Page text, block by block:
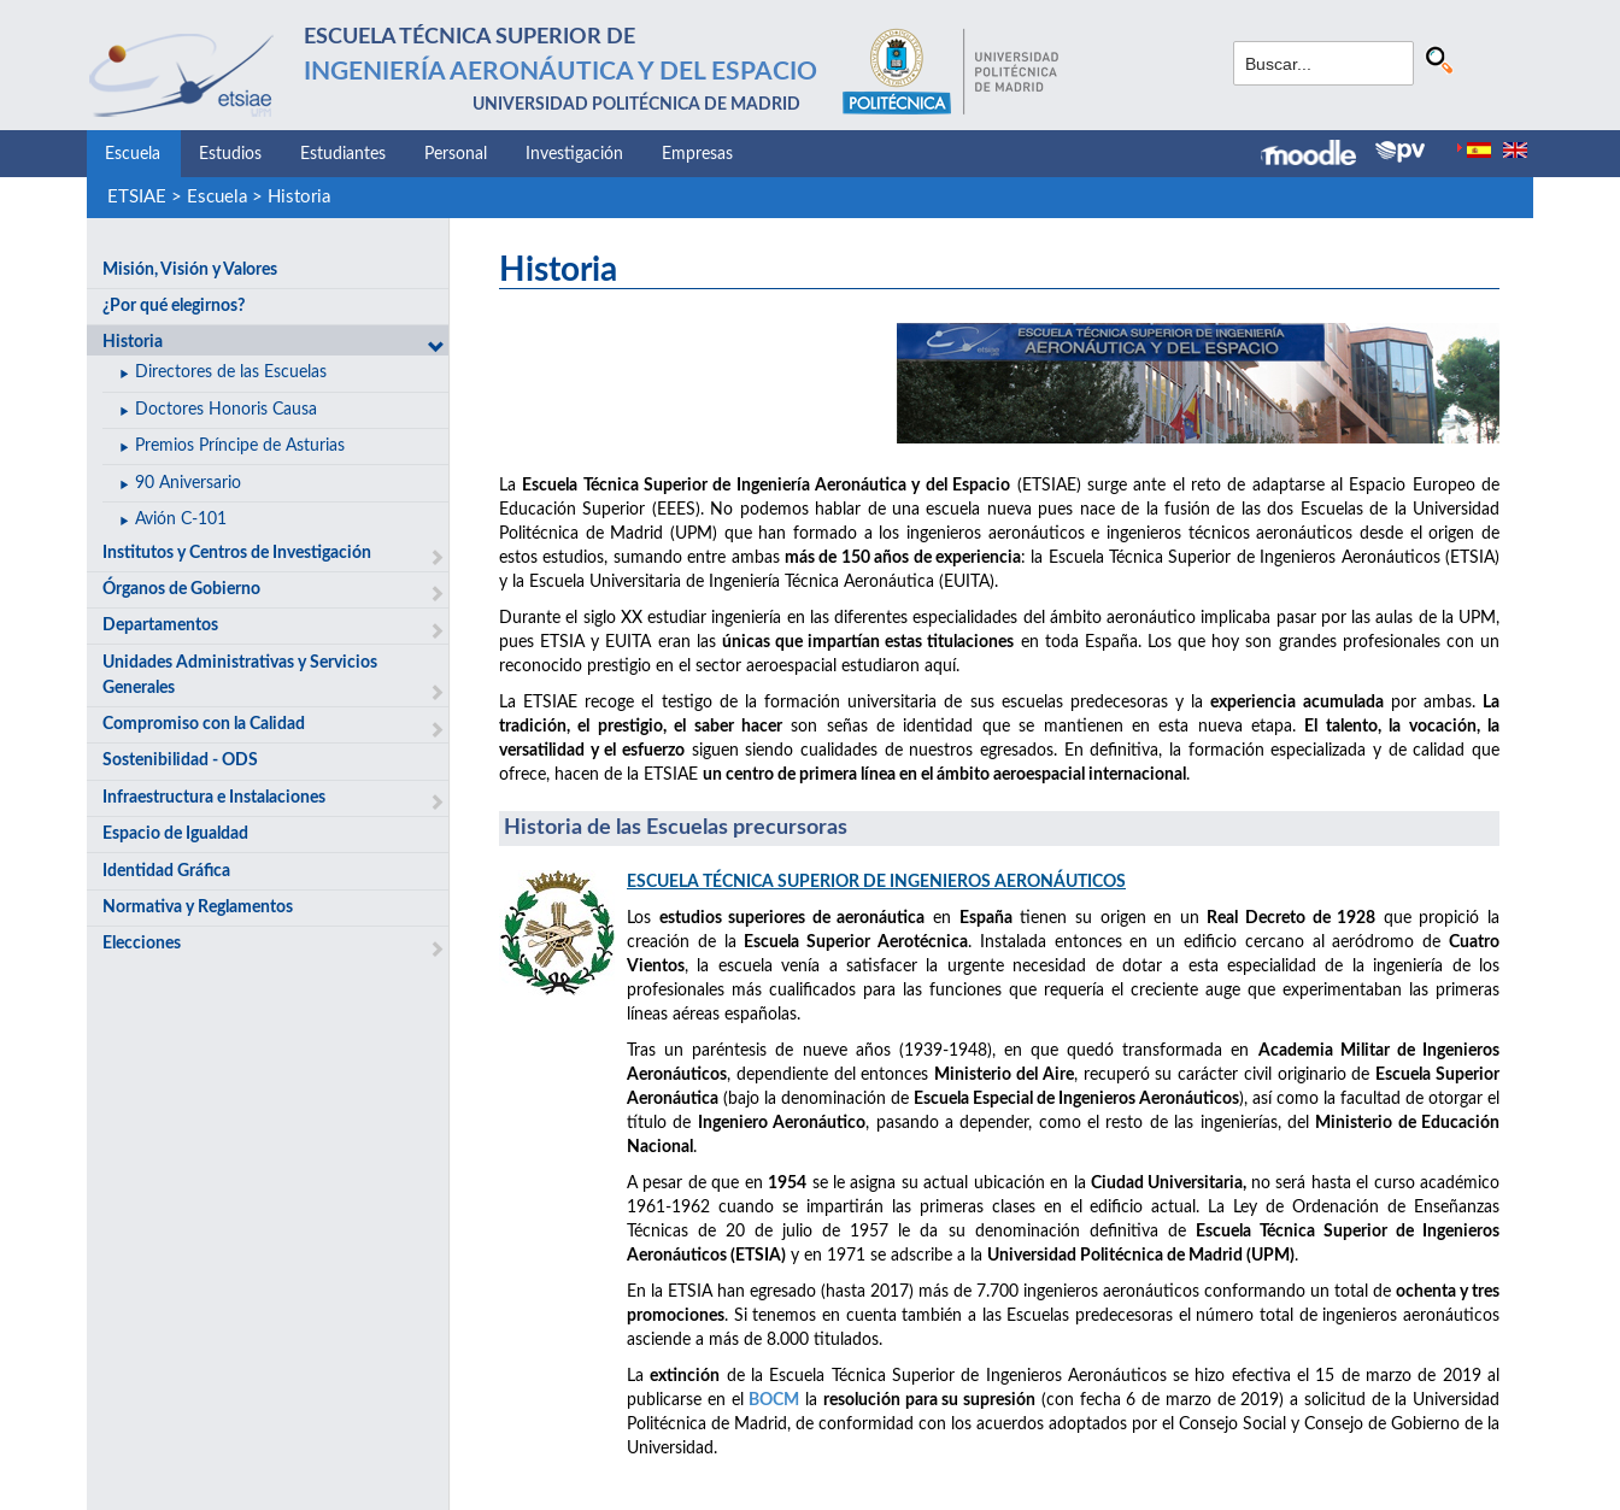
ESCUELA TÉCNICA SUPERIOR DE
INGENIERÍA AERONÁUTICA Y DEL ESPACIO
UNIVERSIDAD POLITÉCNICA DE MADRID
Escuela Estudios Estudiantes Personal Investigación Empresas
ETSIAE > Escuela> Historia
Misión, Visión y Valores
¿Por qué elegirnos?
Historia
Directores de las Escuelas
Doctores Honoris Causa
Premios Príncipe de Asturias
90 Aniversario
Avión C-101
Institutos y Centros de Investigación
Órganos de Gobierno
Departamentos
Unidades Administrativas y Servicios
Generales
Compromiso con la Calidad
Sostenibilidad - ODS
Infraestructura e Instalaciones
Espacio de Igualdad
Identidad Gráfica
Normativa y Reglamentos
Elecciones
Historia
La Escuela Técnica Superior de Ingeniería Aeronáutica y del Espacio (ETSIAE) surge ante el reto de adaptarse al Espacio Europeo de
Educación Superior (EEES). No podemos hablar de una escuela nueva pues nace de la fusión de las dos Escuelas de la Universidad
Politécnica de Madrid (UPM) que han formado a los ingenieros aeronáuticos e ingenieros técnicos aeronáuticos desde el origen de
estos estudios, sumando entre ambas más de 150 años de experiencia: la Escuela Técnica Superior de Ingenieros Aeronáuticos (ETSIA)
y la Escuela Universitaria de Ingeniería Técnica Aeronáutica (EUITA).
Durante el siglo XX estudiar ingeniería en las diferentes especialidades del ámbito aeronáutico implicaba pasar por las aulas de la UPM,
pues ETSIA y EUITA eran las únicas que impartían estas titulaciones en toda España. Los que hoy son grandes profesionales con un
reconocido prestigio en el sector aeroespacial estudiaron aquí.
La ETSIAE recoge el testigo de la formación universitaria de sus escuelas predecesoras y laexperiencia acumuladapor ambas.
La
tradición, el prestigio, el saber hacerson señas de identidad que se mantienen en esta nueva etapa.
El talento, la vocación, la
versatilidad y el esfuerzo siguen siendo cualidades de nuestros egresados. En definitiva, la formación especializada y de calidad que
ofrece, hacen de la ETSIAE un centro de primera línea en el ámbito aeroespacial internacional .
Historia de las Escuelas precursoras
ESCUELA TÉCNICA SUPERIOR DE INGENIEROS AERONÁUTICOS
Los estudios superiores de aeronáutica en Españatienen su origen en un Real Decreto de 1928 que propició la
creación de la
Escuela Superior Aerotécnica. Instalada entonces en un edificio cercano al aeródromo deCuatro
Vientos, la escuela venía a satisfacer la urgente necesidad de dotar a esta especialidad de la ingeniería de los
profesionales más cualificados para las funciones que requería el creciente auge que experimentaban las primeras
líneas aéreas españolas.
Tras un paréntesis de nueve años (1939-1948), en que quedó transformada en Academia Militar de Ingenieros
Aeronáuticos, dependiente del entonces Ministerio del Aire, recuperó su carácter civil originario de Escuela Superior
Aeronáutica (bajo la denominación de Escuela Especial de Ingenieros Aeronáuticos), así como la facultad de otorgar el
título de
Ingeniero Aeronáutico, pasando a depender, como el resto de las ingenierías, del
Ministerio de Educación
Nacional .
A pesar de que en 1954 se le asigna su actual ubicación en laCiudad Universitaria, no será hasta el curso académico
1961-1962 cuando se impartirán las primeras clases en el edificio actual. La Ley de Ordenación de Enseñanzas
Técnicas de 20 de julio de 1957 le da su denominación definitiva de
Escuela Técnica Superior de Ingenieros
Aeronáuticos (ETSIA) y en 1971 se adscribe a la Universidad Politécnica de Madrid (UPM).
En la ETSIA han egresado (hasta 2017) más de 7.700 ingenieros aeronáuticos conformando un total de ochenta y tres
promociones. Si tenemos en cuenta también a las Escuelas predecesoras el número total de ingenieros aeronáuticos
asciende a más de 8.000 titulados.
Laextinción de la Escuela Técnica Superior de Ingenieros Aeronáuticos se hizo efectiva el 15 de marzo de 2019 al
publicarse en el
BOCM la resolución para su supresión (con fecha 6 de marzo de 2019) a solicitud de la Universidad
Politécnica de Madrid, de conformidad con los acuerdos adoptados por el Consejo Social y Consejo de Gobierno de la
Universidad.